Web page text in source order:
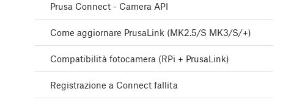
Prusa Connect - Camera API
Come aggiornare PrusaLink (MK2.5/S MK3/S/+)
Compatibilità fotocamera (RPi + PrusaLink)
Registrazione a Connect fallita